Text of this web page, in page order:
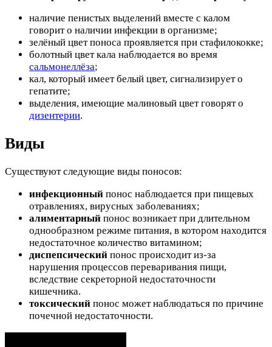
наличие пенистых выделений вместе с калом
говорит о наличии инфекции в организме;
зелёный цвет поноса проявляется при стафилококке;
болотный цвет кала наблюдается во время
сальмонеллёза;
кал, который имеет белый цвет, сигнализирует о
гепатите;
выделения, имеющие малиновый цвет говорят о
дизентерии.
Виды
Существуют следующие виды поносов:
инфекционный понос наблюдается при пищевых
отравлениях, вирусных заболеваниях;
алиментарный понос возникает при длительном
однообразном режиме питания, в котором находится
недостаточное количество витамином;
диспепсический понос происходит из-за
нарушения процессов переваривания пищи,
вследствие секреторной недостаточности
кишечника.
токсический понос может наблюдаться по причине
почечной недостаточности.